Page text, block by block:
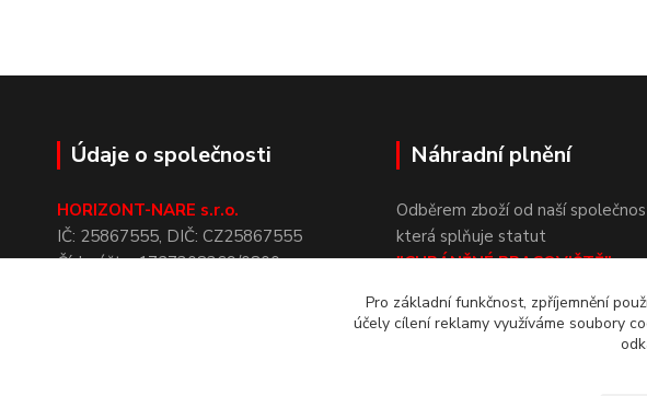
Údaje o společnosti
HORIZONT-NARE s.r.o.
IČ: 25867555, DIČ: CZ25867555
Číslo účtu: 1727308369/0800
Náhradní plnění
Odběrem zboží od naší
která splňuje statut
"CHRÁNĚNÉ PRACOVIŠTĚ",
NÁHRADNÍ PLNĚNÍpodle § 79
Pro základní funkčnost, zpříjemnění
účely cílení reklamy využíváme soubory